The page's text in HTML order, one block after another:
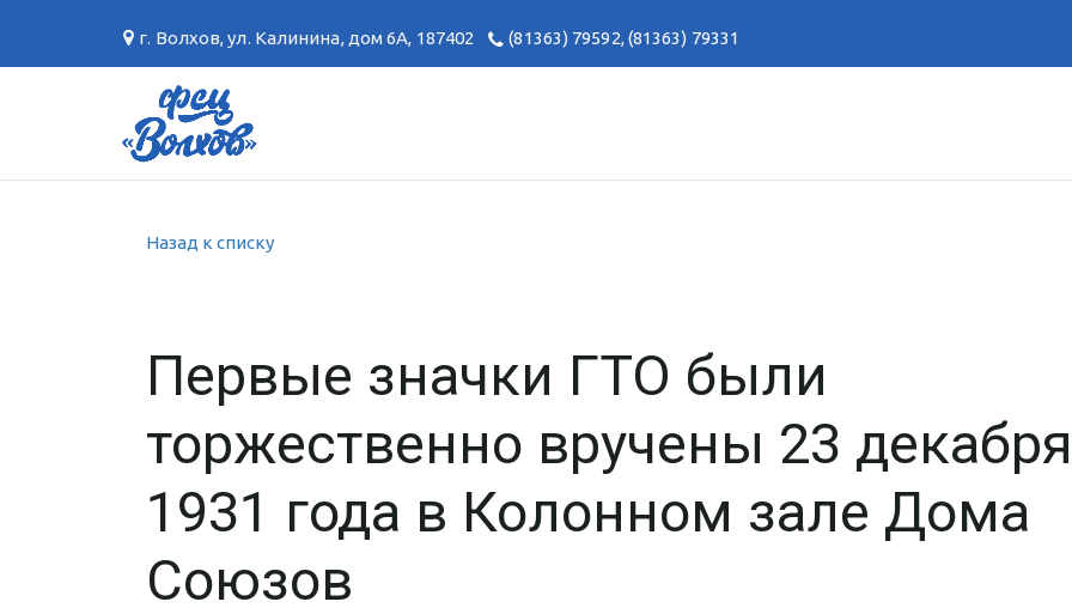
г. Волхов,ул. Калинина, дом 6А, 187402 (81363) 79592,(81363) 79331
Назад к списку
Первые значки ГТО были
торжественно вручены 23 декабря
1931 года в Колонном зале Дома
Союзов